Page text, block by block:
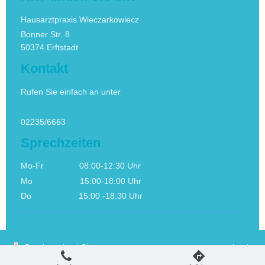
Hausarztpraxis Wieczarkowiecz
Bonner Str. 8
50374 Erftstadt
Kontakt
Rufen Sie einfach an unter
02235/6663
Sprechzeiten
Mo-Fr 08:00-12:30 Uhr
Mo 15:00-18:00 Uhr
Do 15:00 -18:30 Uhr
Druckversion| Sitemap
© Hausarztpraxis Wieczarkowiecz
Login